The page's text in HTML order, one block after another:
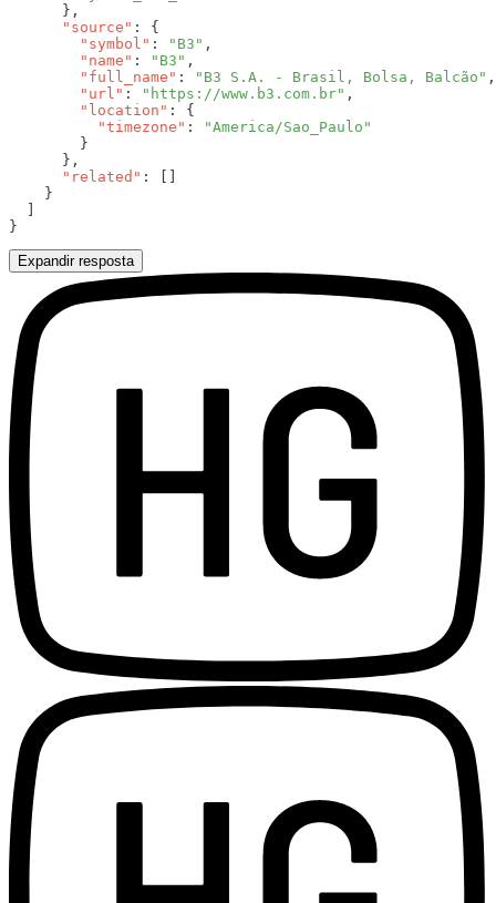
      "source"
        "symbol"
: "B3"
        "name"
: "B3"
        "full_name"
:
"B3 S.A. - Brasil, Bolsa, Balcão"
        "url"
: "https://www.b3.com.br"
        "location"
          "timezone"
:
      "related"
Expandir resposta